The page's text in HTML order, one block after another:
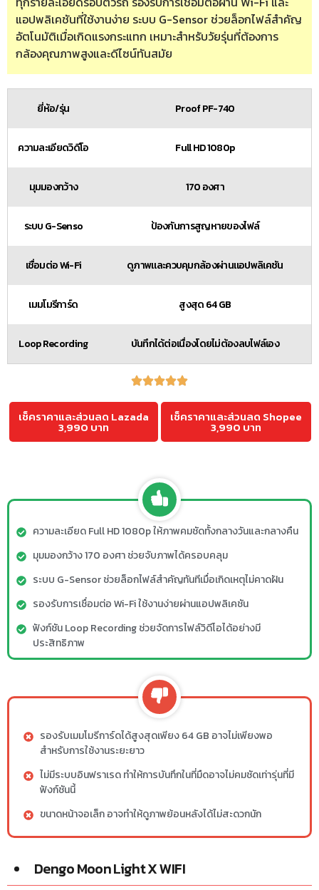
แอปพลิเคชันที่ใช้งานง่าย ระบบ G-Sensor ช่วยล็อกไฟล์สำคัญ
อัตโนมัติเมื่อเกิดแรงกระแทก เหมาะสำหรับวัยรุ่นที่ต้องการ
กล้องคุณภาพสูงและดีไซน์ทันสมัย
ยี่ห้อ/รุ่น Proof PF-740
ความละเอียดวิดีโอ Full HD 1080p
มุมมองกว้าง 170 องศา
ระบบ G-Senso ป้องกันการสูญหายของไฟล์
เชื่อมต่อ Wi-Fi ดูภาพและควบคุมกล้องผ่านแอปพลิเคชัน
เมมโมรีการ์ด สูงสุด 64 GB
Loop Recording บันทึกได้ต่อเนื่องโดยไม่ต้องลบไฟล์เอง
เช็คราคาและส่วนลด Lazada
3,990 บาท
เช็คราคาและส่วนลด Shopee
3,990 บาท
ความละเอียด Full HD 1080p ให้ภาพคมชัดทั้งกลางวันและกลางคืน
มุมมองกว้าง 170 องศา ช่วยจับภาพได้ครอบคลุม
ระบบ G-Sensor ช่วยล็อกไฟล์สำคัญทันทีเมื่อเกิดเหตุไม่คาดฝัน
รองรับการเชื่อมต่อ Wi-Fi ใช้งานง่ายผ่านแอปพลิเคชัน
ฟังก์ชัน Loop Recording ช่วยจัดการไฟล์วิดีโอได้อย่างมี
ประสิทธิภาพ
รองรับเมมโมรีการ์ดได้สูงสุดเพียง 64 GB อาจไม่เพียงพอ
สำหรับการใช้งานระยะยาว
ไม่มีระบบอินฟราเรด ทำให้การบันทึกในที่มืดอาจไม่คมชัดเท่ารุ่นที่มี
ฟังก์ชันนี้
ขนาดหน้าจอเล็ก อาจทำให้ดูภาพย้อนหลังได้ไม่สะดวกนัก
Dengo Moon Light X WIFI